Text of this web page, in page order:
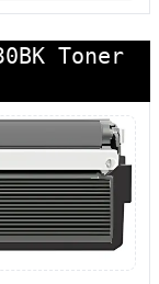
Toner